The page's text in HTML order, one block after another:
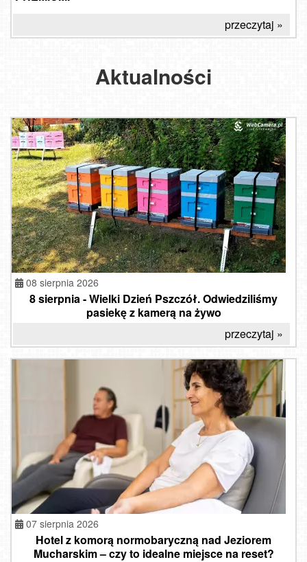
przeczytaj »
Aktualności
08 sierpnia 2026
8 sierpnia - Wielki Dzień Pszczół. Odwiedziliśmy
pasiekę z kamerą na żywo
przeczytaj »
07 sierpnia 2026
Hotel z komorą normobaryczną nad Jeziorem
Mucharskim – czy to idealne miejsce na reset?